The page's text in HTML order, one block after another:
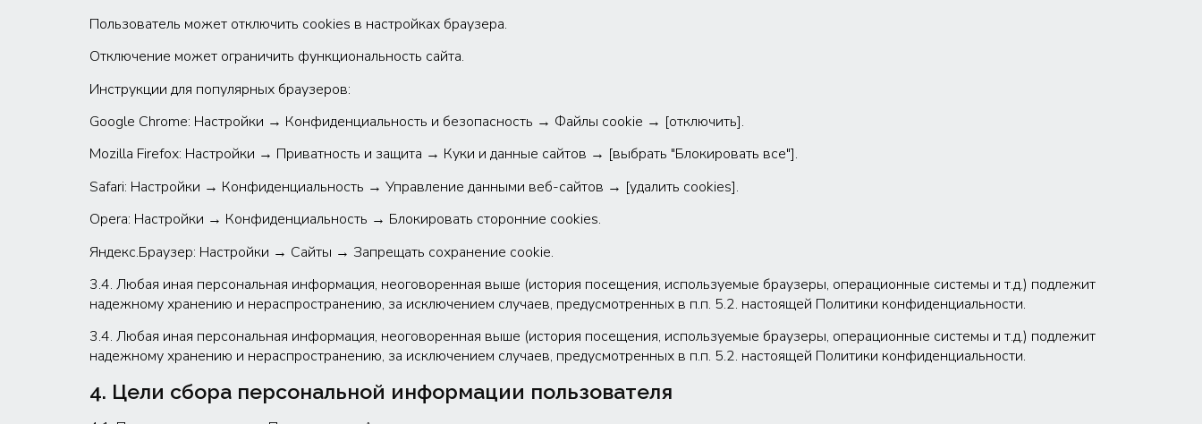
Пользователь может отключить cookies в настройках браузера.
Отключение может ограничить функциональность сайта.
Инструкции для популярных браузеров:
Google Chrome: Настройки → Конфиденциальность и безопасность → Файлы cookie → [отключить].
Mozilla Firefox: Настройки → Приватность и защита → Куки и данные сайтов → [выбрать "Блокировать все"].
Safari: Настройки → Конфиденциальность → Управление данными веб-сайтов → [удалить cookies].
Opera: Настройки → Конфиденциальность → Блокировать сторонние cookies.
Яндекс.Браузер: Настройки → Сайты → Запрещать сохранение cookie.
3.4. Любая иная персональная информация, неоговоренная выше (история посещения, используемые браузеры, операционные системы и т.д.) подлежит
надежному хранению и нераспространению, за исключением случаев, предусмотренных в п.п. 5.2. настоящей Политики конфиденциальности.
3.4. Любая иная персональная информация, неоговоренная выше (история посещения, используемые браузеры, операционные системы и т.д.) подлежит
надежному хранению и нераспространению, за исключением случаев, предусмотренных в п.п. 5.2. настоящей Политики конфиденциальности.
4. Цели сбора персональной информации пользователя